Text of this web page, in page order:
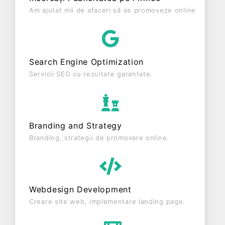
1.676.793 RON, gestionând operațiunile cu un
număr mediu de 5 de salariați pe ultimul an fiscal.
punct de vedere fiscal si are status: FUNCTIUNE.
Societatea este plătitoare de TVA din anul 2019.
Am ajutat mii de afaceri să se promoveze online
Search Engine Optimization
Servicii SEO cu rezultate garantate.
Branding and Strategy
Branding, strategii de promovare online.
Webdesign Development
Creare site web, implementare landing page.